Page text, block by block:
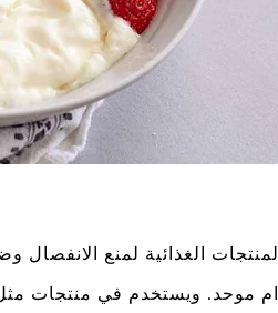
موحد. ويستخدم في منتجات